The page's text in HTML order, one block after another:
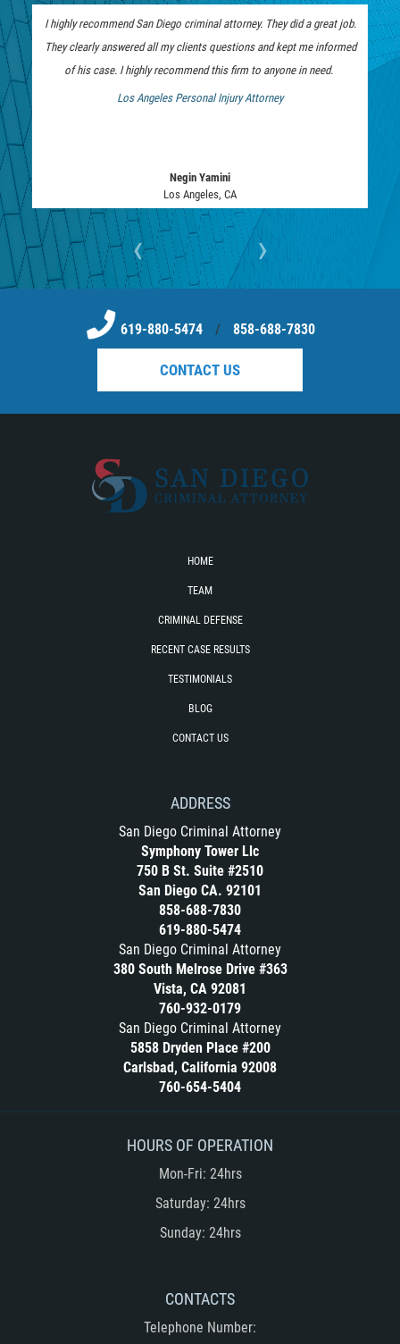
Attorney
I highly recommend San Diego criminal attorney. They did a great job.
They clearly answered all my clients questions and kept me informed
of his case. I highly recommend this firm to anyone in need.
Los Angeles Personal Injury Attorney
Negin Yamini
Los Angeles, CA
‹ ›
619-880-5474 / 858-688-7830
CONTACT US
HOME
TEAM
CRIMINAL DEFENSE
RECENT CASE RESULTS
TESTIMONIALS
BLOG
CONTACT US
ADDRESS
San Diego Criminal Attorney
Symphony Tower Llc
750 B St. Suite #2510
San Diego CA. 92101
858-688-7830
619-880-5474
San Diego Criminal Attorney
380 South Melrose Drive #363
Vista, CA 92081
760-932-0179
San Diego Criminal Attorney
5858 Dryden Place #200
Carlsbad, California 92008
760-654-5404
HOURS OF OPERATION
Mon-Fri: 24hrs
Saturday: 24hrs
Sunday: 24hrs
CONTACTS
Telephone Number: